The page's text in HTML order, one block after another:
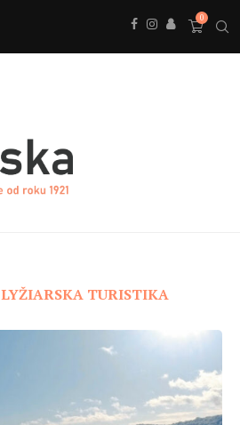
0
LYŽIARSKA TURISTIKA